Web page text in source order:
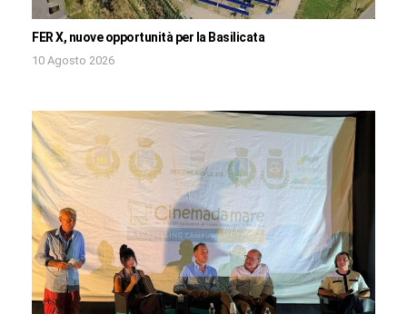
FER X, nuove opportunità per la Basilicata
10 Agosto 2026